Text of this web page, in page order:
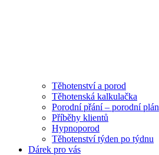
Těhotenství a porod
Těhotenská kalkulačka
Porodní přání – porodní plán
Příběhy klientů
Hypnoporod
Těhotenství týden po týdnu
Dárek pro vás